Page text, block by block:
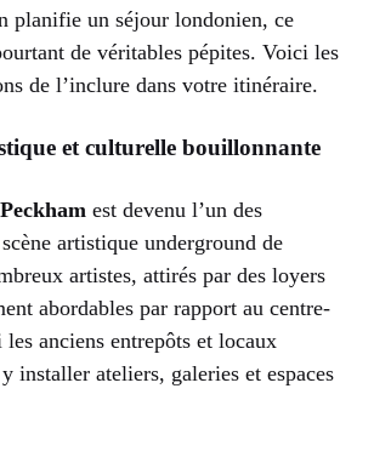
planifie un séjour londonien, ce
de véritables pépites. Voici les
de l’inclure dans votre itinéraire.
et culturelle bouillonnante
est devenu l’un des
artistique underground de
artistes, attirés par des loyers
abordables par rapport au centre-
anciens entrepôts et locaux
installer ateliers, galeries et espaces